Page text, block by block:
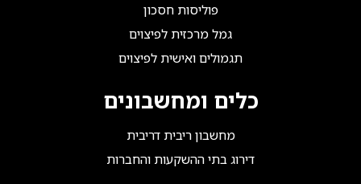
פוליסות חסכון
גמל מרכזית לפיצוים
תגמולים ואישית לפיצוים
כלים ומחשבונים
מחשבון ריבית דריבית
דירוג בתי ההשקעות והחברות